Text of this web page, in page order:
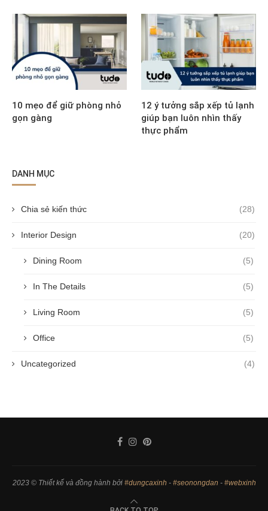
10 mẹo để giữ phòng nhỏ
gọn gàng
12 ý tưởng sắp xếp tủ lạnh
giúp bạn luôn nhìn thấy
thực phẩm
DANH MỤC
Chia sẻ kiến thức (28)
Interior Design (20)
Dining Room (5)
In The Details (5)
Living Room (5)
Office (5)
Uncategorized (4)
2023 © Thiết kế và đồng hành bởi #dungcaxinh - #seonongdan - #webxinh